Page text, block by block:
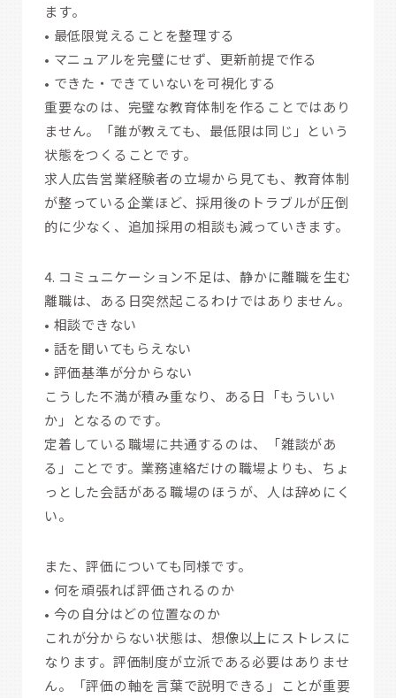
ます。
• 最低限覚えることを整理する
• マニュアルを完璧にせず、更新前提で作る
• できた・できていないを可視化する
重要なのは、完璧な教育体制を作ることではあり
ません。「誰が教えても、最低限は同じ」という
状態をつくることです。
求人広告営業経験者の立場から見ても、教育体制
が整っている企業ほど、採用後のトラブルが圧倒
的に少なく、追加採用の相談も減っていきます。
4. コミュニケーション不足は、静かに離職を生む
離職は、ある日突然起こるわけではありません。
• 相談できない
• 話を聞いてもらえない
• 評価基準が分からない
こうした不満が積み重なり、ある日「もういい
か」となるのです。
定着している職場に共通するのは、「雑談があ
る」ことです。業務連絡だけの職場よりも、ちょ
っとした会話がある職場のほうが、人は辞めにく
い。
また、評価についても同様です。
• 何を頑張れば評価されるのか
• 今の自分はどの位置なのか
これが分からない状態は、想像以上にストレスに
なります。評価制度が立派である必要はありませ
ん。「評価の軸を言葉で説明できる」ことが重要